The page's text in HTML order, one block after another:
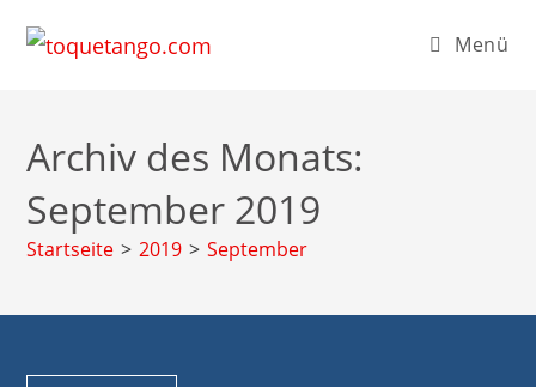
Inhalt
Menü
Archiv des Monats:
September 2019
Startseite > 2019 > September